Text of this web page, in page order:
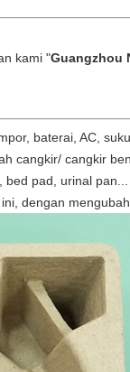
kami "Guangzhou
baterai, AC,
cangkir/ cangkir
pad, urinal pan...
dengan